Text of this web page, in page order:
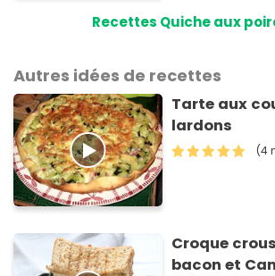
Recettes Quiche aux
Autres idées de recettes
Tarte aux
lardons
(4
Croque
bacon et